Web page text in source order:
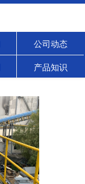
公司动态
产品知识